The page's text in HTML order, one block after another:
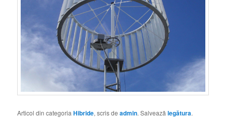
Articol din categoriaHibride, scris deadmin. Salveazălegătura.